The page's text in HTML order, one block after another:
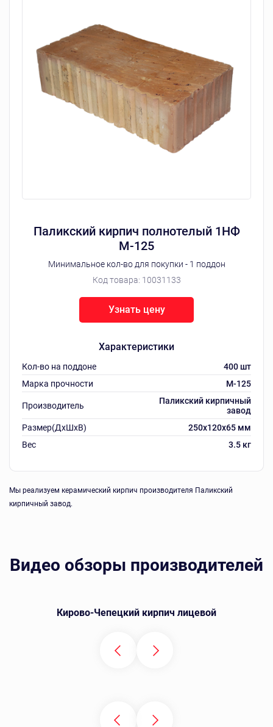
Паликский кирпич полнотелый 1НФ
М-125
Код товара: 10031133
Минимальное кол-во для покупки - 1 поддон
Характеристики
Кол-во на поддоне
400 шт
Марка прочности
M-125
Производитель
Паликский кирпичный
завод
Размер(ДхШхВ)
250х120х65 мм
Вес
3.5 кг
Узнать цену
Мы реализуем керамический кирпич производителя Паликский
кирпичный завод.
Видео обзоры производителей
Кирово-Чепецкий кирпич лицевой